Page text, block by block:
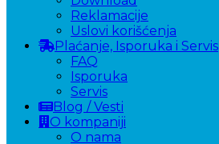
Reklamacije
Uslovi korišćenja
Plaćanje, Isporuka i Servis
FAQ
Isporuka
Servis
Blog / Vesti
O kompaniji
O nama